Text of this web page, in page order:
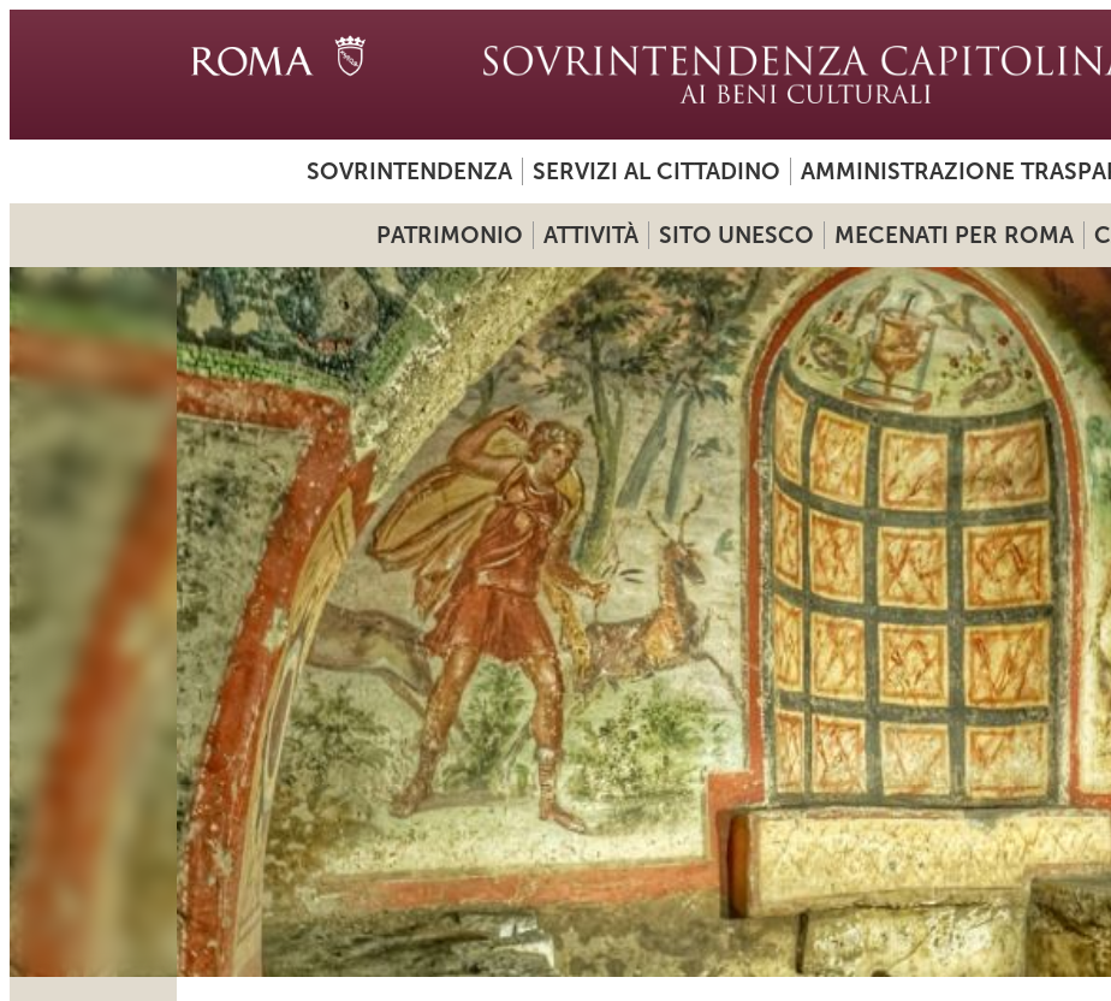
SOVRINTENDENZA SERVIZI AL CITTADINO AMMINISTRAZIONE
PATRIMONIO ATTIVITÀ SITO UNESCO MECENATI PER ROMA